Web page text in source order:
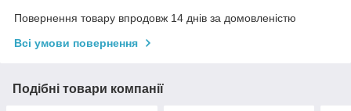
Повернення товару впродовж 14 днів за домовленістю
Всі умови повернення
Подібні товари компанії